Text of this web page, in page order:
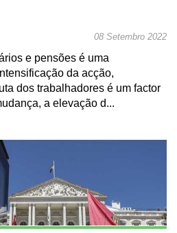
08 Setembro 2022
e pensões é uma
da acção,
dos trabalhadores é um factor
a elevação d...